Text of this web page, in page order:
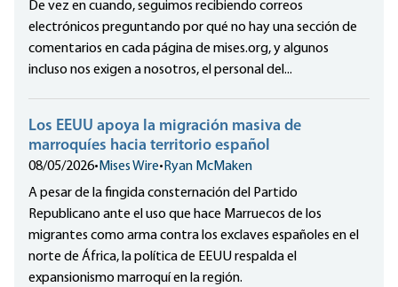
De vez en cuando, seguimos recibiendo correos
electrónicos preguntando por qué no hay una sección de
comentarios en cada página de mises.org, y algunos
incluso nos exigen a nosotros, el personal del...
Los EEUU apoya la migración masiva de
marroquíes hacia territorio español
08/05/2026• Mises Wire• Ryan McMaken
A pesar de la fingida consternación del Partido
Republicano ante el uso que hace Marruecos de los
migrantes como arma contra los exclaves españoles en el
norte de África, la política de EEUU respalda el
expansionismo marroquí en la región.